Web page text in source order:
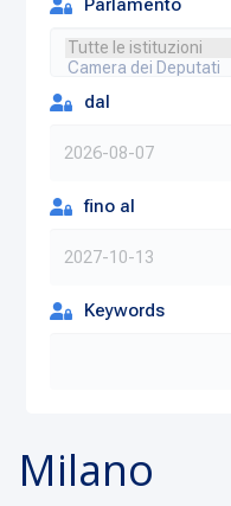
Parlamento
dal
fino al
Keywords
Milano